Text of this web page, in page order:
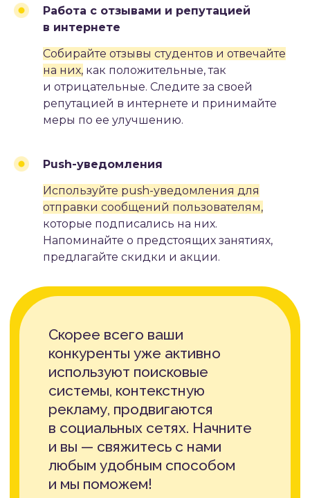
Работа с отзывами и репутацией
в интернете
Собирайте отзывы студентов и отвечайте
на них, как положительные, так
и отрицательные. Следите за своей
репутацией в интернете и принимайте
меры по ее улучшению.
Push-уведомления
Используйте push-уведомления для
отправки сообщений пользователям,
которые подписались на них.
Напоминайте о предстоящих занятиях,
предлагайте скидки и акции.
ЗАКЛЮЧЕНИЕ
#5